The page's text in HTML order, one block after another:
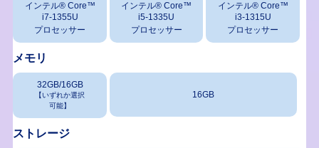
インテル® Core™
i7-1355U
プロセッサー
インテル® Core™
i5-1335U
プロセッサー
インテル® Core™
i3-1315U
プロセッサー
メモリ
32GB/16GB
【いずれか選択
可能】
16GB
ストレージ